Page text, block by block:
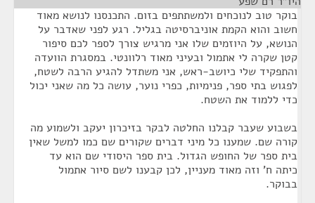
בוקר טוב לנוכחים ולמשתתפים בזום. התכנסנו לנושא מאוד
חשוב והוא הקמת אוניברסיטה בגליל. רגע לפני שאדבר על
הנושא, על היוזמים שלו אני מרגיש צורך לספר לכם סיפור
קטן שקרה לי אתמול ובעיני מאוד רלוונטי. במסגרת הוועדה
והתפקיד שלי כיושב-ראש, אני משתדל להגיע הרבה לשטח,
לפגוש בתי ספר, פנימיות, כפרי נוער, עושה כל מה שאני יכול
כדי ללמוד את השטח.
בשבוע שעבר קבלנו החלטה לבקר בזיכרון יעקב ולשמוע מה
קורה שם. שמענו כל מיני דברים שקורים שם כמו למשל שאין
בית ספר של החופש הגדול. בית ספר היסודי שם הוא עד
כיתה ח' וזה מאוד מעניין, לכן קבענו לשם סיור אתמול
בבוקר.